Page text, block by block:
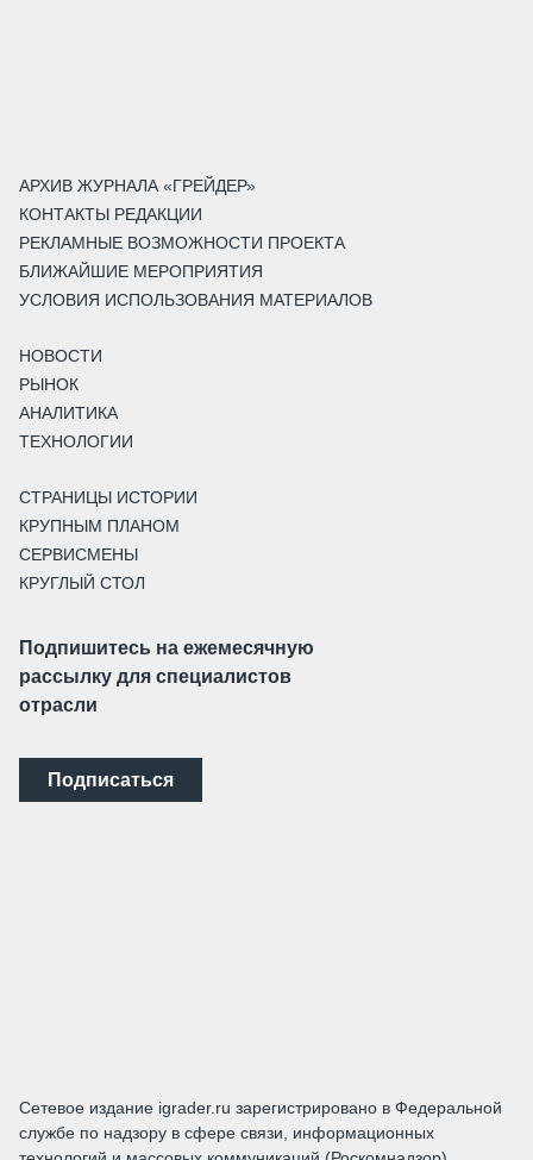
АРХИВ ЖУРНАЛА «ГРЕЙДЕР»
КОНТАКТЫ РЕДАКЦИИ
РЕКЛАМНЫЕ ВОЗМОЖНОСТИ ПРОЕКТА
БЛИЖАЙШИЕ МЕРОПРИЯТИЯ
УСЛОВИЯ ИСПОЛЬЗОВАНИЯ МАТЕРИАЛОВ
НОВОСТИ
РЫНОК
АНАЛИТИКА
ТЕХНОЛОГИИ
СТРАНИЦЫ ИСТОРИИ
КРУПНЫМ ПЛАНОМ
СЕРВИСМЕНЫ
КРУГЛЫЙ СТОЛ
Подпишитесь на ежемесячную
рассылку для специалистов
отрасли
Подписаться
Сетевое издание igrader.ru зарегистрировано в Федеральной
службе по надзору в сфере связи, информационных